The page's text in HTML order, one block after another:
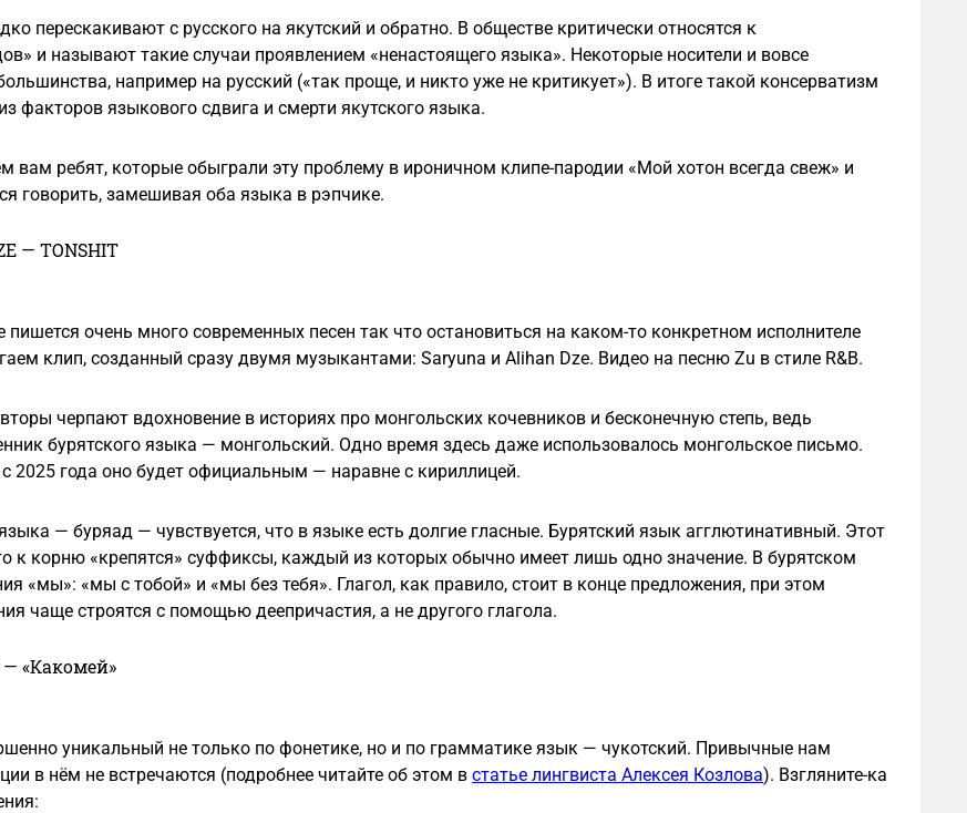
перескакивают с русского на якутский и обратно. В обществе критически относятся к
и называют такие случаи проявлением «ненастоящего языка». Некоторые носители и вовсе
например на русский («так проще, и никто уже не критикует»). В итоге такой консерватизм
факторов языкового сдвига и смерти якутского языка.
вам ребят, которые обыграли эту проблему в ироничном клипе-пародии «Мой хотон всегда свеж» и
говорить, замешивая оба языка в рэпчике.
— TONSHIT
пишется очень много современных песен так что остановиться на каком-то конкретном исполнителе
клип, созданный сразу двумя музыкантами: Saryuna и Alihan Dze. Видео на песню Zu в стиле R&B.
черпают вдохновение в историях про монгольских кочевников и бесконечную степь, ведь
бурятского языка — монгольский. Одно время здесь даже использовалось монгольское письмо.
2025 года оно будет официальным — наравне с кириллицей.
— буряад — чувствуется, что в языке есть долгие гласные. Бурятский язык агглютинативный. Этот
к корню «крепятся» суффиксы, каждый из которых обычно имеет лишь одно значение. В бурятском
«мы»: «мы с тобой» и «мы без тебя». Глагол, как правило, стоит в конце предложения, при этом
чаще строятся с помощью деепричастия, а не другого глагола.
«Какомей»
уникальный не только по фонетике, но и по грамматике язык — чукотский. Привычные нам
в нём не встречаются (подробнее читайте об этом в статье лингвиста Алексея Козлова). Взгляните-ка